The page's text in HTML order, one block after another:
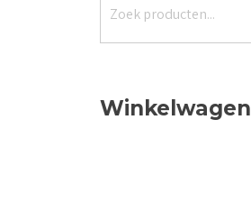
Winkelwagen